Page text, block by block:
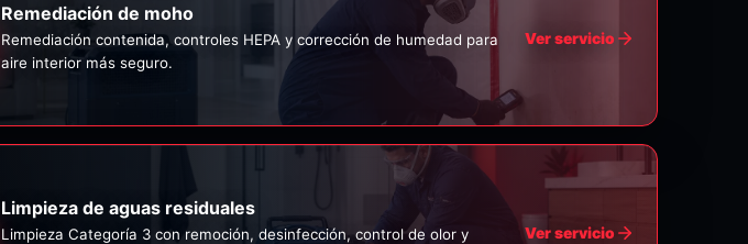
Remediación de moho
Remediación contenida, controles HEPA y corrección de humedad para
aire interior más seguro.
Ver servicio
Limpieza de aguas residuales
Limpieza Categoría 3 con remoción, desinfección, control de olor y
Ver servicio